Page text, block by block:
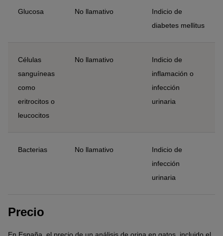
Glucosa No llamativo
Indicio de
diabetes mellitus
Células
sanguíneas
como
eritrocitos o
leucocitos
No llamativo
Indicio de
inflamación o
infección
urinaria
Bacterias No llamativo
Indicio de
infección
urinaria
Precio